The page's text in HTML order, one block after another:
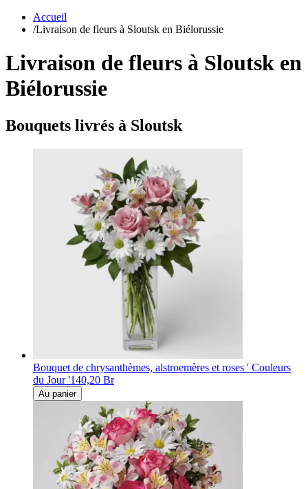
Accueil
/Livraison de fleurs à Sloutsk en Biélorussie
Livraison de fleurs à Sloutsk en
Biélorussie
Bouquets livrés à Sloutsk
Bouquet de chrysanthèmes, alstroemères et roses ' Couleurs
du Jour '140,20 Br
Au panier